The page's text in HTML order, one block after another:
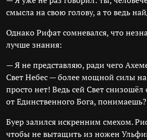
смысла на свою голову, а то ведь
Однако Рифат сомневался, что
лучше знания:
— Я не представляю, ради чего
Свет Небес — более мощной силы
просто нет! Ведь сей Свет снизошёл
от Единственного Бога, понимаешь?
Буер залился искренним смехом.
чтобы не вытащить из ножен